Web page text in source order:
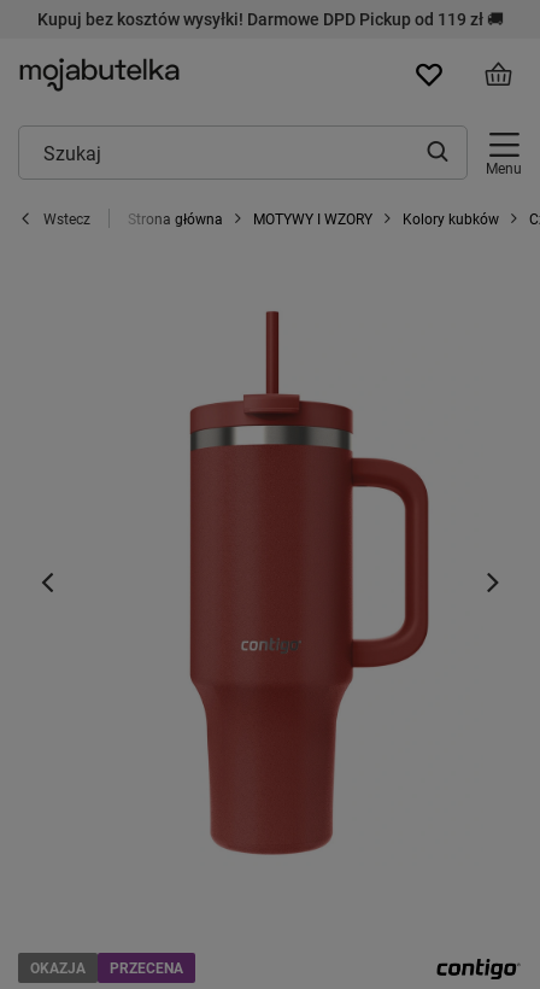
Kupuj bez kosztów wysyłki! Darmowe DPD Pickup od 119 zł 🚚
Menu
Wstecz Strona główna MOTYWY I WZORY Kolory kubków
OKAZJA PRZECENA